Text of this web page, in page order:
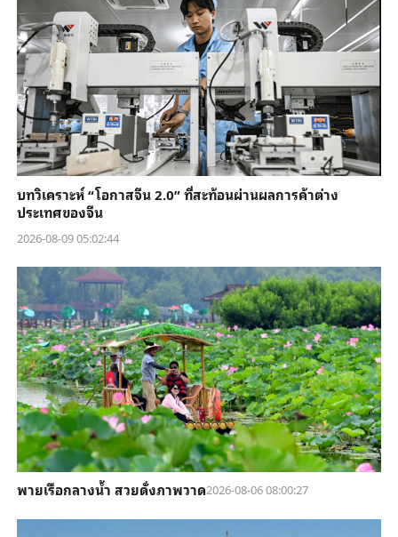
บทวิเคราะห์ “โอกาสจีน 2.0” ที่สะท้อนผ่านผลการค้าต่าง
ประเทศของจีน
2026-08-09 05:02:44
พายเรือกลางน้ำ สวยดั่งภาพวาด2026-08-06 08:00:27